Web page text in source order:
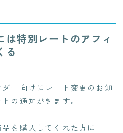
特別レートのアフィ
る
ー向けにレート変更のお知
の通知がきます。
を購入してくれた方に